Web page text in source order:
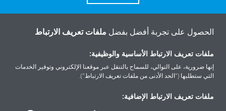
المنتجات
حلول
الحصول على تجربة أفضل بفضل ملفات تعريف الارتباط
ملفات تعريف الارتباط الأساسية والوظيفية:
إنها ضرورية، على التوالي، للسماح بالتنقل عبر موقعنا الإلكتروني وتوفير الخدمات
التي ستطلبها ("الحد الأدنى من ملفات تعريف الارتباط").
ملفات تعريف الارتباط الإضافية: